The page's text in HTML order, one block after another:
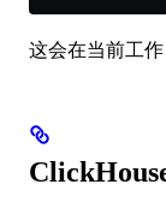
这会在当前工